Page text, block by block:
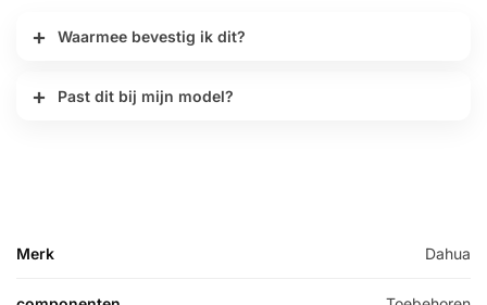
Waarmee bevestig ik dit?
Past dit bij mijn model?
Merk Dahua